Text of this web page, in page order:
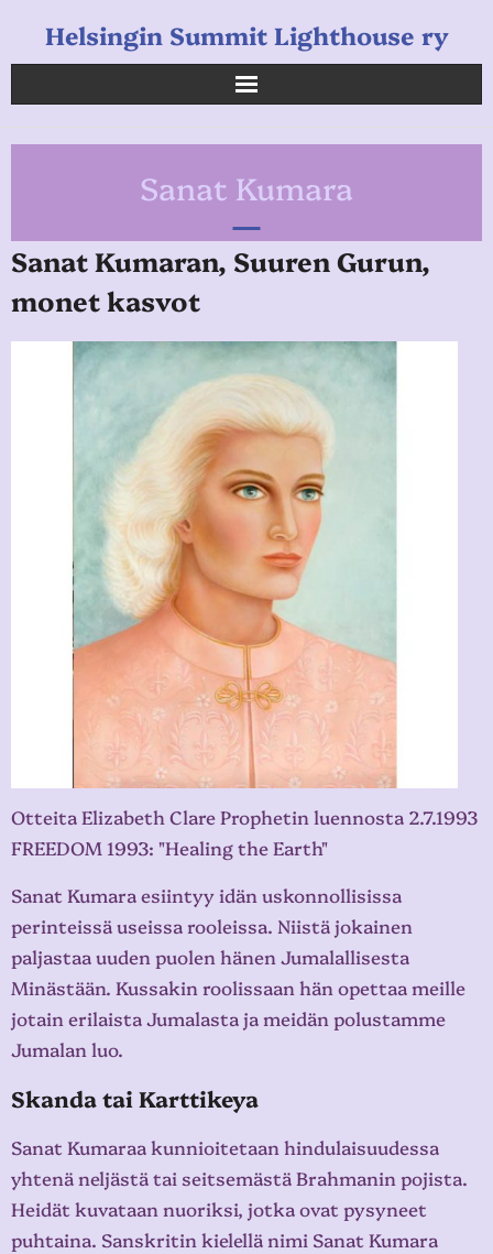
Helsingin Summit Lighthouse ry
Verkkokauppa
Uutiset
Linkkejä
Sanat Kumara
Sanat Kumaran, Suuren Gurun,
monet kasvot
Otteita Elizabeth Clare Prophetin luennosta 2.7.1993
FREEDOM 1993: "Healing the Earth"
Sanat Kumara esiintyy idän uskonnollisissa
perinteissä useissa rooleissa. Niistä jokainen
paljastaa uuden puolen hänen Jumalallisesta
Minästään. Kussakin roolissaan hän opettaa meille
jotain erilaista Jumalasta ja meidän polustamme
Jumalan luo.
Skanda tai Karttikeya
Sanat Kumaraa kunnioitetaan hindulaisuudessa
yhtenä neljästä tai seitsemästä Brahmanin pojista.
Heidät kuvataan nuoriksi, jotka ovat pysyneet
puhtaina. Sanskritin kielellä nimi Sanat Kumara